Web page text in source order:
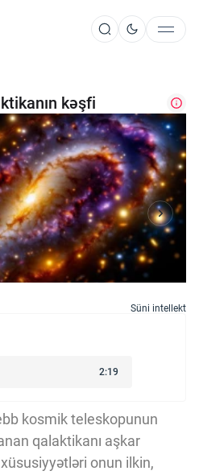
kəşfi
Süni intellekt
kosmik teleskopunun
qalaktikanı aşkar
onun ilkin,